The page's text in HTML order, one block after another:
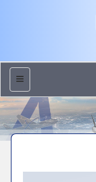
منو